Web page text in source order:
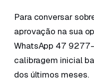
Para conversar
aprovação na sua
WhatsApp 47
calibragem inicial
dos últimos meses.